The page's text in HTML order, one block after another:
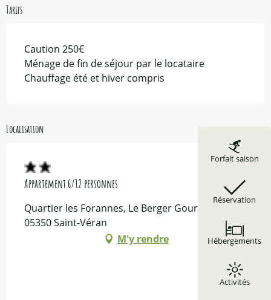
Forfait saison
Réservation
Hébergements
Activités
Tarifs
Caution 250€
Ménage de fin de séjour par le locataire
Chauffage été et hiver compris
Localisation
Appartement 6/12 personnes
Quartier les Forannes, Le Berger Gourmand,
05350 Saint-Véran
M'y rendre